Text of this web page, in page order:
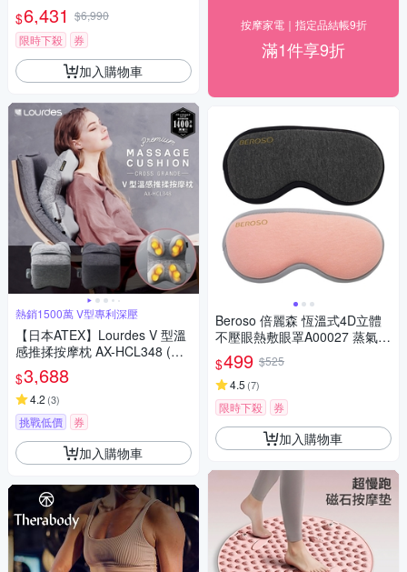
頭/10mm振幅/9kg推力) 霧光黑
$6,431 $6,990
限時下殺
券
加入購物車
熱銷1500萬 V型專利深壓
【日本ATEX】Lourdes V 型溫
感推揉按摩枕 AX-HCL348 (亞
麻灰/太空黑)
$3,688
4.2 (3)
挑戰低價 券
加入購物車
按摩家電｜指定品結帳9折
滿1件享9折
Beroso 倍麗森 恆溫式4D立體
不壓眼熱敷眼罩A00027 蒸氣眼
罩 溫感眼罩 眼部紓壓
$499 $525
4.5 (7)
限時下殺 券
加入購物車